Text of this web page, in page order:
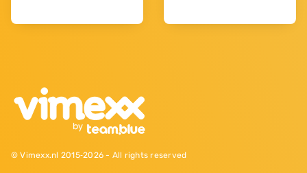
© Vimexx.nl 2015‐2026 - All rights reserved